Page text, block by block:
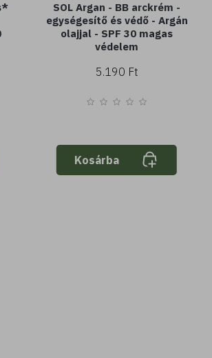
SOL Argan - BB arckrém -
egységesítő és védő - Argán
olajjal - SPF 30 magas
védelem
5.190 Ft
Kosárba